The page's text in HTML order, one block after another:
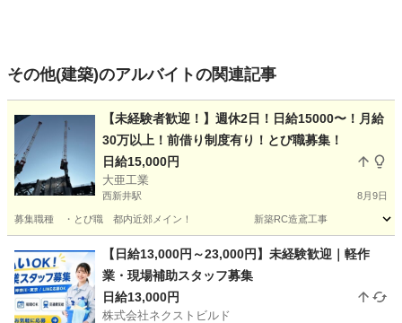
その他(建築)のアルバイトの関連記事
【未経験者歓迎！】週休2日！日給15000〜！月給
30万以上！前借り制度有り！とび職募集！
日給15,000円
大亜工業
西新井駅 8月9日
募集職種 ・とび職 都内近郊メイン！ 新築RC造鳶工事 工事現場の仮設足
西新井駅 鳶職
【日給13,000円～23,000円】未経験歓迎｜軽作
業・現場補助スタッフ募集
日給13,000円
株式会社ネクストビルド